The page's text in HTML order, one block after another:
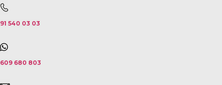
91 540 03 03
609 680 803